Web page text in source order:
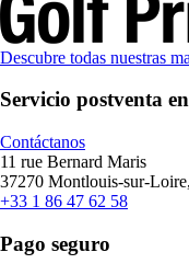
Descubre todas nuestras
Servicio postventa
Contáctanos
11 rue Bernard Maris
37270 Montlouis-sur-
+33 1 86 47 62 58
Pago seguro